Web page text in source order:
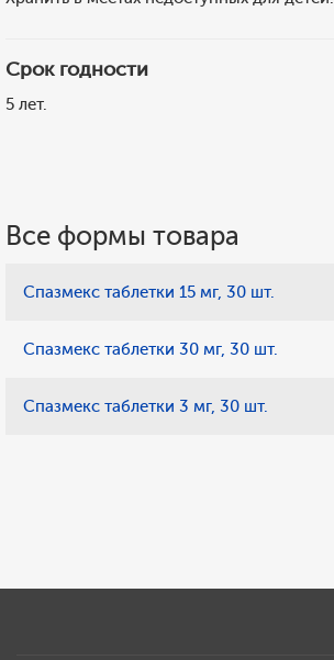
Срок годности
5 лет.
Все формы товара
Спазмекс таблетки 15 мг, 30 шт.
Спазмекс таблетки 30 мг, 30 шт.
Спазмекс таблетки 3 мг, 30 шт.